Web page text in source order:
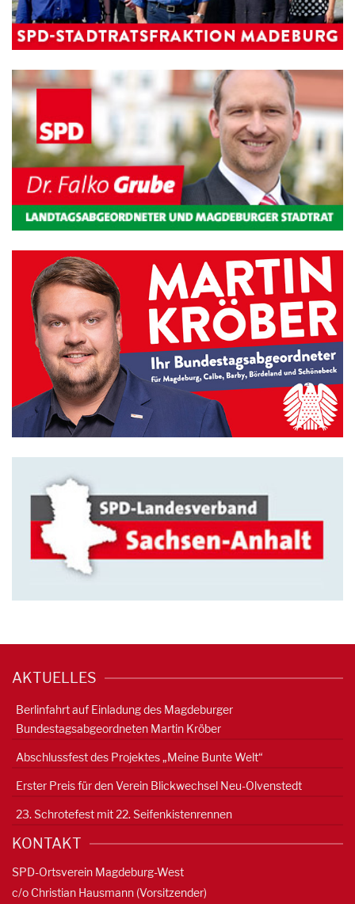
AKTUELLES
Berlinfahrt auf Einladung des Magdeburger
Bundestagsabgeordneten Martin Kröber
Abschlussfest des Projektes „Meine Bunte Welt“
Erster Preis für den Verein Blickwechsel Neu-Olvenstedt
23. Schrotefest mit 22. Seifenkistenrennen
KONTAKT
SPD-Ortsverein Magdeburg-West
c/o Christian Hausmann (Vorsitzender)